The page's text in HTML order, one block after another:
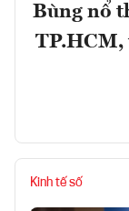
Bùng nổ
TP.HCM,
Kinh tế số